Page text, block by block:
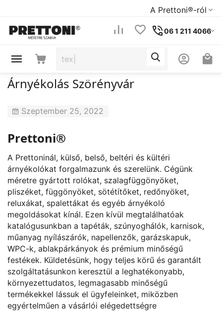
A Prettoni®-ról
06 1 211 4066
Árnyékolás Szörényvár
Szeptember 25, 2022
Prettoni®
A Prettoninál, külső, belső, beltéri és kültéri
árnyékolókat forgalmazunk és szerelünk. Cégünk
méretre gyártott rolókat, szalagfüggönyöket,
pliszéket, függönyöket, sötétítőket, redőnyöket,
reluxákat, spalettákat és egyéb árnyékoló
megoldásokat kínál. Ezen kívül megtalálhatóak
katalógusunkban a tapéták, szúnyoghálók, karnisok,
műanyag nyílászárók, napellenzők, garázskapuk,
WPC-k, ablakpárkányok és prémium minőségű
festékek. Küldetésünk, hogy teljes körű és garantált
szolgáltatásunkon keresztül a leghatékonyabb,
környezettudatos, legmagasabb minőségű
termékekkel lássuk el ügyfeleinket, miközben
egyértelműen a vásárlói elégedettségre